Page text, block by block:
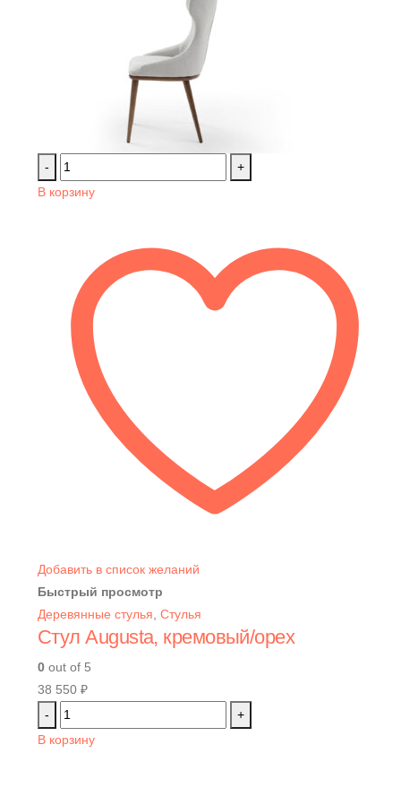
-
+
В корзину
Добавить в список желаний
Быстрый просмотр
Деревянные стулья Стулья
Стул Augusta, кремовый/орех
0 out of 5
38 550 ₽
-
+
В корзину